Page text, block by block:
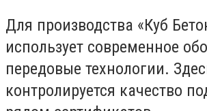
Для производства «Куб
использует современное
передовые технологии.
контролируется качество